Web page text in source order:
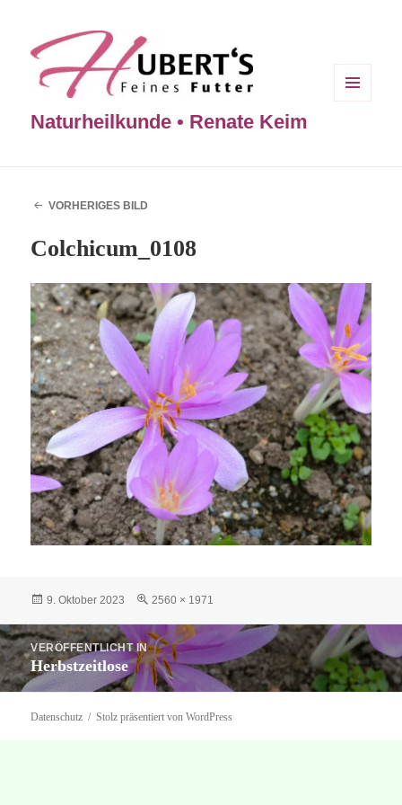
Naturheilkunde • Renate Keim
VORHERIGES BILD
Colchicum_0108
Veröffentlicht
9. Oktober 2023 Originalgröße
2560 × 1971
Beitragsnavigation
VERÖFFENTLICHT IN
Herbstzeitlose
Datenschutz Stolz präsentiert von WordPress